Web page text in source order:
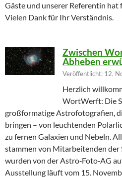
Gäste und unserer Referentin
Vielen Dank für Ihr Verständnis.
Zwischen
Abheben
Veröffentlicht: 12.
Herzlich
WortWerft: Die
großformatige Astrofotografien,
bringen – von leuchtenden
zu fernen Galaxien und Nebeln.
stammen von Mitarbeitenden der
wurden von der Astro‑Foto‑AG
Ausstellung läuft vom 15.